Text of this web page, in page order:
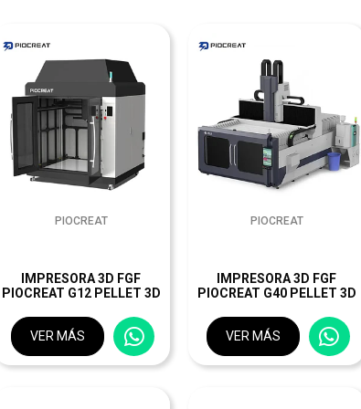
PIOCREAT
IMPRESORA 3D FGF
PIOCREAT G12 PELLET 3D
VER MÁS
PIOCREAT
IMPRESORA 3D FGF
PIOCREAT G40 PELLET 3D
VER MÁS